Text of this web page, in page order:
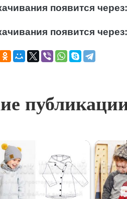
появится через:
появится через: